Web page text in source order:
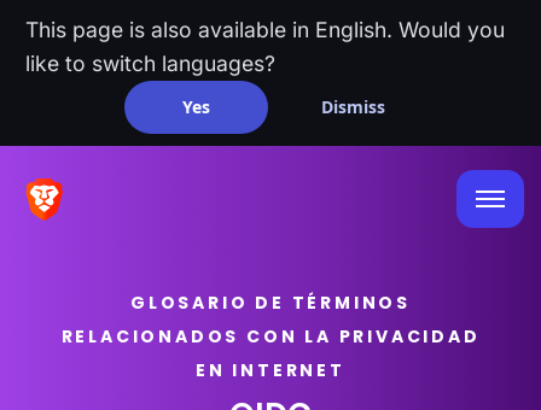
This page is also available in English. Would you
like to switch languages?
Yes Dismiss
GLOSARIO DE TÉRMINOS
RELACIONADOS CON LA PRIVACIDAD
EN INTERNET